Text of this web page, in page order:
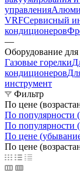
управления
VRFСервисный
кондиционеров
—
Оборудование
Газовые горелки
кондиционеров
инструмент
Фильтр
По цене
По популярности
По популярности
По цене
По цене